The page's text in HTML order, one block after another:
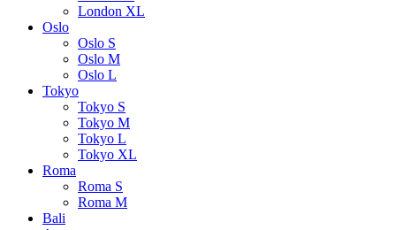
London XL
Oslo
Oslo S
Oslo M
Oslo L
Tokyo
Tokyo S
Tokyo M
Tokyo L
Tokyo XL
Roma
Roma S
Roma M
Bali